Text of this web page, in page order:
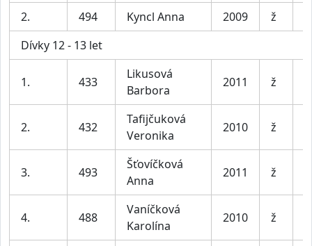
2.
494 Kyncl Anna 2009 ž
Dívky 12 - 13 let
1. 433
Likusová
Barbora
2011 ž
2. 432
Tafijčuková
Veronika
2010 ž
3. 493
Šťovíčková
Anna
2011 ž
4. 488
Vaníčková
Karolína
2010 ž